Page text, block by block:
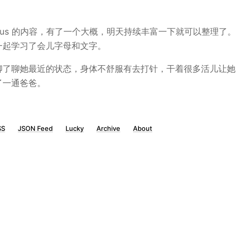
的内容，有了一个大概，明天持续丰富一下就可以整理了。
学习了会儿字母和文字。
聊她最近的状态，身体不舒服有去打针，干着很多活儿让她
通爸爸。
JSON Feed Lucky Archive About